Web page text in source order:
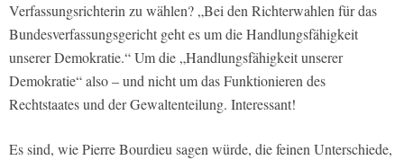
Verfassungsrichterin zu wählen? „Bei den Richterwahlen für das
Bundesverfassungsgericht geht es um die Handlungsfähigkeit
unserer Demokratie.“ Um die „Handlungsfähigkeit unserer
Demokratie“ also – und nicht um das Funktionieren des
Rechtstaates und der Gewaltenteilung. Interessant!
Es sind, wie Pierre Bourdieu sagen würde, die feinen Unterschiede,